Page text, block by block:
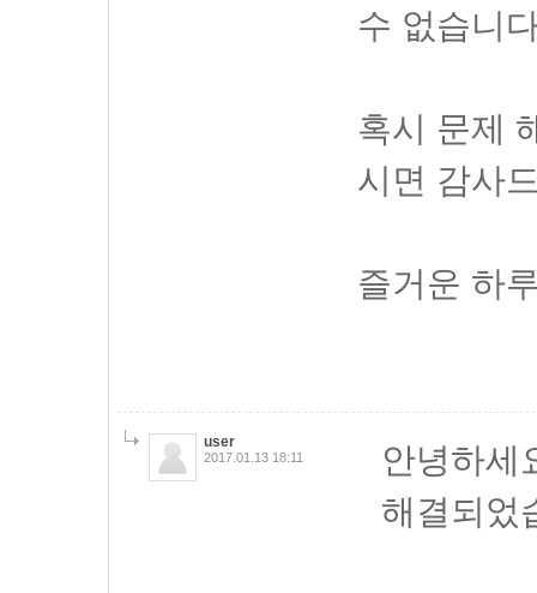
수 없습니
혹시 문제
시면 감사
즐거운 하
user
2017.01.13 18:11
안녕하세
해결되었